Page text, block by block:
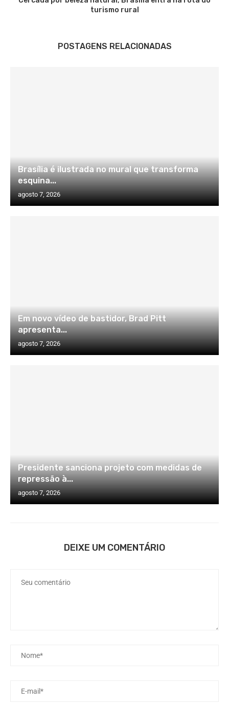
turismo rural
POSTAGENS RELACIONADAS
Brasília é ilustrada no mural que transforma
esquina...
agosto 7, 2026
Em novo vídeo de bastidor, Brad Pitt
apresenta...
agosto 7, 2026
Presidente sanciona projeto com medidas de
repressão à...
agosto 7, 2026
DEIXE UM COMENTÁRIO